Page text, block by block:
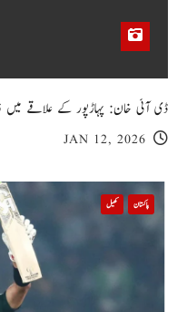
ڈی آئی خان: پہاڑپور کے علاقے میں
JAN 12, 2026
پاکستان کھیل